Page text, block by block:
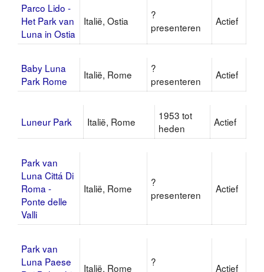
Parco Lido -
Het Park van
Luna in Ostia
Italië, Ostia
?
presenteren
Actief
Baby Luna
Park Rome
Italië, Rome
?
presenteren
Actief
Luneur Park Italië, Rome
1953 tot
heden
Actief
Park van
Luna Cittá Di
Roma -
Ponte delle
Valli
Italië, Rome
?
presenteren
Actief
Park van
Luna Paese
Italië, Rome
?
Actief